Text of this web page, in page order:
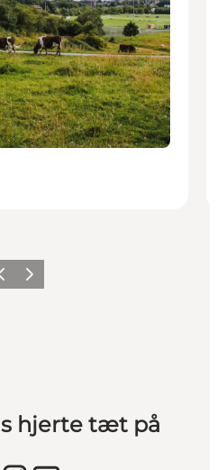
billede
Næste billede
hjerte tæt på